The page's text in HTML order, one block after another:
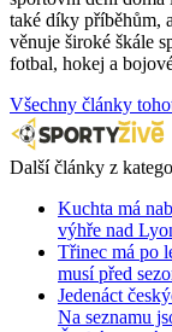
také díky příběhům,
věnuje široké škále
fotbal, hokej a
Všechny články
Další články z
Kuchta má
výhře nad
Třinec má po
musí před
Jedenáct
Na seznamu